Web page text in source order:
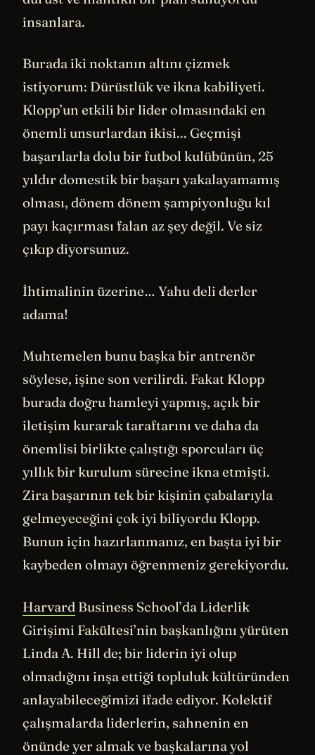
insanlara.
Burada iki noktanın altını çizmek
istiyorum: Dürüstlük ve ikna kabiliyeti.
Klopp’un etkili bir lider olmasındaki en
önemli unsurlardan ikisi... Geçmişi
başarılarla dolu bir futbol kulübünün, 25
yıldır domestik bir başarı yakalayamamış
olması, dönem dönem şampiyonluğu kıl
payı kaçırması falan az şey değil. Ve siz
çıkıp diyorsunuz.
İhtimalinin üzerine… Yahu deli derler
adama!
Muhtemelen bunu başka bir antrenör
söylese, işine son verilirdi. Fakat Klopp
burada doğru hamleyi yapmış, açık bir
iletişim kurarak taraftarını ve daha da
önemlisi birlikte çalıştığı sporcuları üç
yıllık bir kurulum sürecine ikna etmişti.
Zira başarının tek bir kişinin çabalarıyla
gelmeyeceğini çok iyi biliyordu Klopp.
Bunun için hazırlanmanız, en başta iyi bir
kaybeden olmayı öğrenmeniz gerekiyordu.
Harvard Business School’da Liderlik
Girişimi Fakültesi’nin başkanlığını yürüten
Linda A. Hill de; bir liderin iyi olup
olmadığını inşa ettiği topluluk kültüründen
anlayabileceğimizi ifade ediyor. Kolektif
çalışmalarda liderlerin, sahnenin en
önünde yer almak ve başkalarına yol